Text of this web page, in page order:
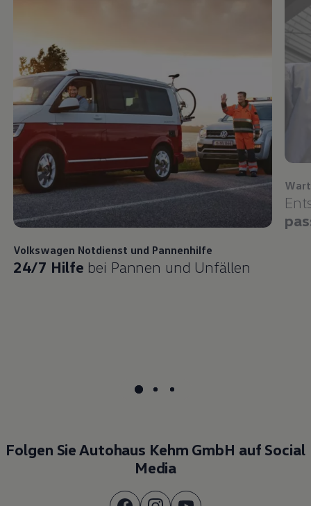
Volkswagen Notdienst und Pannenhilfe
24/7 Hilfe bei Pannen und Unfällen
Folgen Sie Autohaus Kehm GmbH auf Social
Media